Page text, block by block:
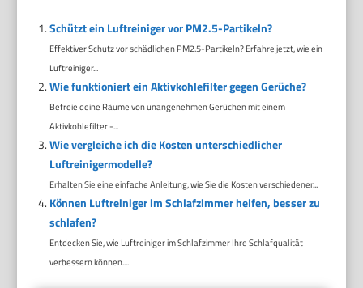
Schützt ein Luftreiniger vor PM2.5-Partikeln?
Effektiver Schutz vor schädlichen PM2.5-Partikeln? Erfahre jetzt, wie ein
Luftreiniger...
Wie funktioniert ein Aktivkohlefilter gegen Gerüche?
Befreie deine Räume von unangenehmen Gerüchen mit einem
Aktivkohlefilter -...
Wie vergleiche ich die Kosten unterschiedlicher
Luftreinigermodelle?
Erhalten Sie eine einfache Anleitung, wie Sie die Kosten verschiedener...
Können Luftreiniger im Schlafzimmer helfen, besser zu
schlafen?
Entdecken Sie, wie Luftreiniger im Schlafzimmer Ihre Schlafqualität
verbessern können....